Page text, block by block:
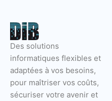
Des solutions
informatiques flexibles et
adaptées à vos besoins,
pour maîtriser vos coûts,
sécuriser votre avenir et